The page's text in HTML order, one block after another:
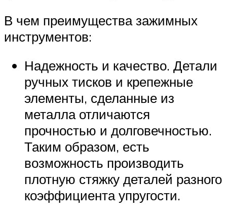
В чем преимущества зажимных
инструментов:
Надежность и качество. Детали
ручных тисков и крепежные
элементы, сделанные из
металла отличаются
прочностью и долговечностью.
Таким образом, есть
возможность производить
плотную стяжку деталей разного
коэффициента упругости.